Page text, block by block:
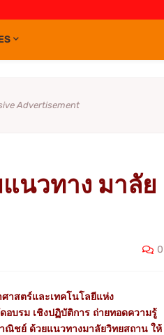
Advertisement
นวทาง มาลัย
0
าสตร์และเทคโนโลยีแห่ง
อบรม เชิงปฏิบัติการ ถ่ายทอดความรู้
ชย์ ด้วยแนวทางมาลัยวิทยสถาน ให้